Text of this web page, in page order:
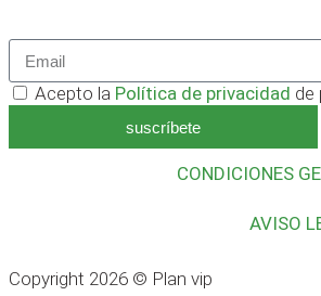
Acepto la Política de privacidad de
suscríbete
CONDICIONES
AVISO
Copyright 2026 © Plan vip